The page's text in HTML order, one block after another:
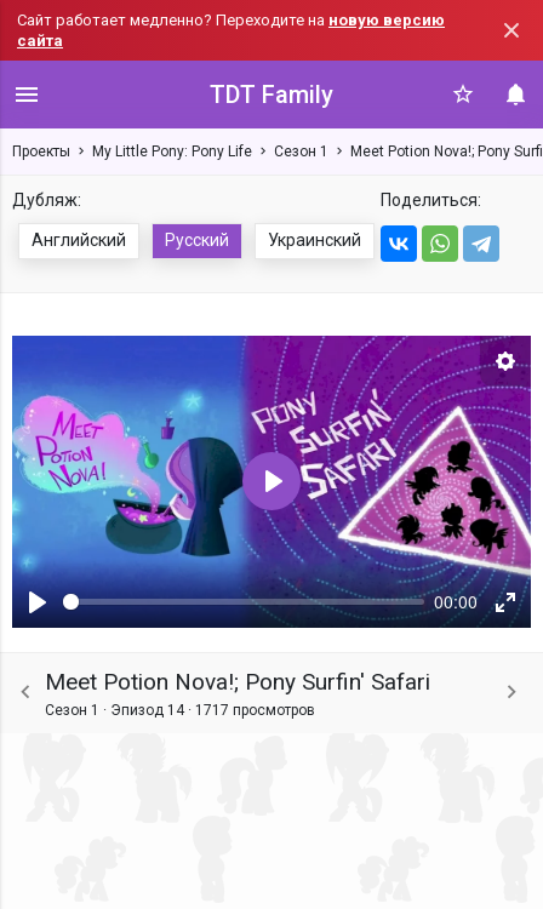
Сайт работает медленно? Переходите на новую версию
сайта
TDT Family
Проекты My Little Pony: Pony Life Сезон 1 Meet Potion Nova!; Pony
Дубляж:
Английский Русский Украинский
Поделиться:
Воспроизвести
00:00
Воспроизвести
Meet Potion Nova!; Pony Surfin' Safari
Сезон 1 · Эпизод 14 · 1717 просмотров